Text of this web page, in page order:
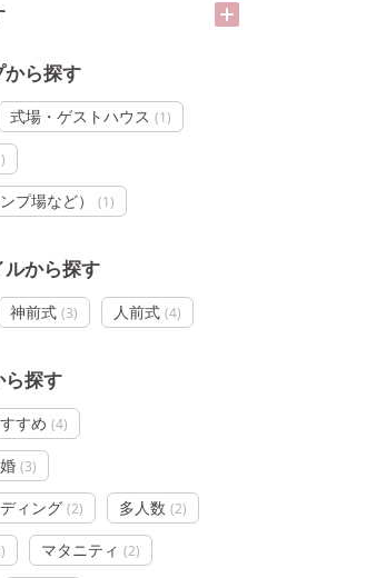
ら探す
式場・ゲストハウス (1)
)
プ場など） (1)
から探す
神前式 (3) 人前式 (4)
ら探す
すめ (4)
(3)
ィング (2) 多人数 (2)
) マタニティ (2)